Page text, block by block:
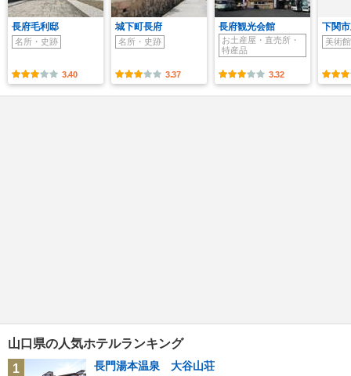
長府毛利邸
名所・史跡
3.40
城下町長府
名所・史跡
3.37
長府観光会館
お土産屋・直売所・
特産品
3.32
下関
美術
山口県の人気ホテルランキング
1
長門湯本温泉 大谷山荘